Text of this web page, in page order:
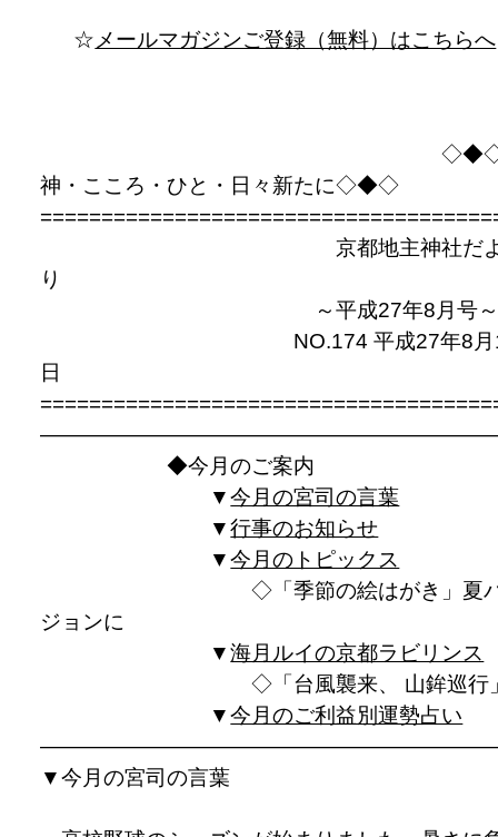
☆ メールマガジンご登録（無料）はこちらへ
神・こころ・ひと・日々新たに◇◆◇
京都地主神社だ
り
～平成27年8月号
NO.174 平成27年8月
日
◆今月のご案内
▼今月の宮司の言葉
▼行事のお知らせ
▼今月のトピックス
◇「季節の絵はがき」夏バ
ジョンに
▼海月ルイの京都ラビリンス
◇「台風襲来、 山鉾巡行
▼今月のご利益別運勢占い
▼今月の宮司の言葉